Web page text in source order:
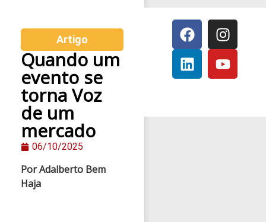
Artigo
Quando um
evento se
torna Voz
de um
mercado
06/10/2025
Por Adalberto Bem
Haja